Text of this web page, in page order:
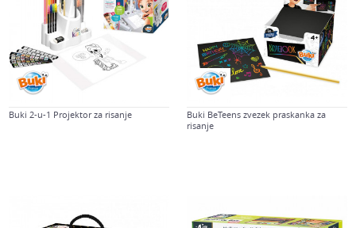
Buki 2-u-1 Projektor za risanje
Buki BeTeens zvezek praskanka za
risanje